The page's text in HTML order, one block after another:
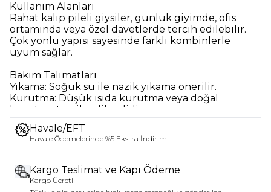
Kullanım Alanları
Rahat kalıp pileli giysiler, günlük giyimde, ofis
ortamında veya özel davetlerde tercih edilebilir.
Çok yönlü yapısı sayesinde farklı kombinlerle
uyum sağlar.
Bakım Talimatları
Yıkama: Soğuk su ile nazik yıkama önerilir.
Kurutma: Düşük ısıda kurutma veya doğal
kurutma tercih edilmelidir.
Sonuç
Rahat kalıp pileli giysiler, şıklığı ve konforu bir
etmenizi sağlar. Bu ürünler, stil sahibi bireyler için
ideal bir seçimdir.
Havale/EFT
Havale Ödemelerinde %5 Ekstra İndirim
Kargo Teslimat ve Kapı Ödeme
Kargo Ücreti